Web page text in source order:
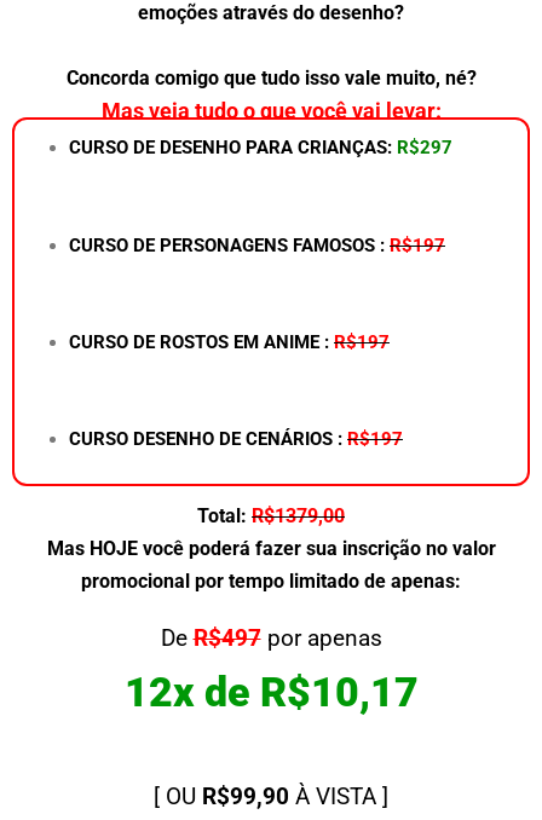
emoções através do desenho?
Concorda comigo que tudo isso vale muito, né?
Mas veja tudo o que você vai levar:
CURSO DE DESENHO PARA CRIANÇAS: R$297
CURSO DE PERSONAGENS FAMOSOS : R$197
CURSO DE ROSTOS EM ANIME : R$197
CURSO DESENHO DE CENÁRIOS : R$197
Total: R$1379,00
Mas HOJE você poderá fazer sua inscrição no valor
promocional por tempo limitado de apenas:
DeR$497por apenas
12x de R$10,17
[ OU R$99,90 À VISTA ]